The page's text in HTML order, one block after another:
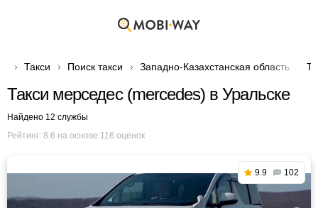
Такси Поиск такси Западно-Казахстанская область
Такси мерседес (mercedes) в Уральске
Найдено 12 службы
Рейтинг: 8.6 на основе 116 оценок
9.9 102